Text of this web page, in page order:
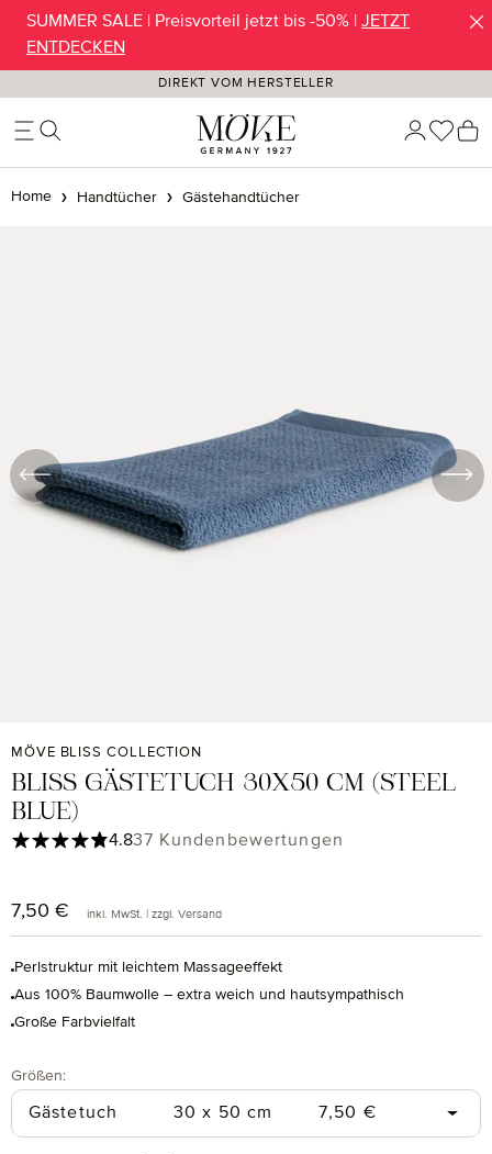
Zum Hauptinhalt springen
SUMMER SALE | Preisvorteil jetzt bis -50% | JETZT
ENTDECKEN
DIREKT VOM HERSTELLER
Du
Home Handtücher Gästehandtücher
MÖVE BLISS COLLECTION
BLISS GÄSTETUCH 30X50 CM (STEEL
BLUE)
Regulärer Preis:
7,50 € inkl. MwSt. | zzgl. Versand
Perlstruktur mit leichtem Massageeffekt
Aus 100% Baumwolle – extra weich und hautsympathisch
Große Farbvielfalt
Durchschnittliche Bewertung von 4.84 von 5 Sternen
4.837 Kundenbewertungen
Größenauswählen
:
Gästetuch 30 x 50 cm Regulärer Preis:
7,50 €